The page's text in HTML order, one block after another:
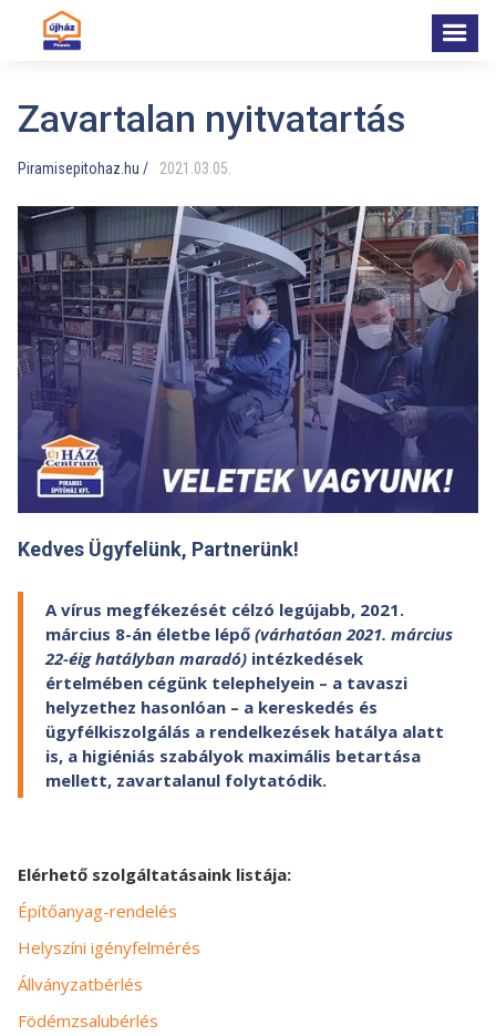
Zavartalan nyitvatartás
Piramisepitohaz.hu / 2021 03 05
Kedves Ügyfelünk, Partnerünk!
A vírus megfékezését célzó legújabb, 2021.
március 8-án életbe lépő (várhatóan 2021. március
22-éig hatályban maradó) intézkedések
értelmében cégünk telephelyein – a tavaszi
helyzethez hasonlóan – a kereskedés és
ügyfélkiszolgálás a rendelkezések hatálya alatt
is, a higiéniás szabályok maximális betartása
mellett, zavartalanul folytatódik.
Elérhető szolgáltatásaink listája:
Építőanyag-rendelés
Helyszíni igényfelmérés
Állványzatbérlés
Födémzsalubérlés